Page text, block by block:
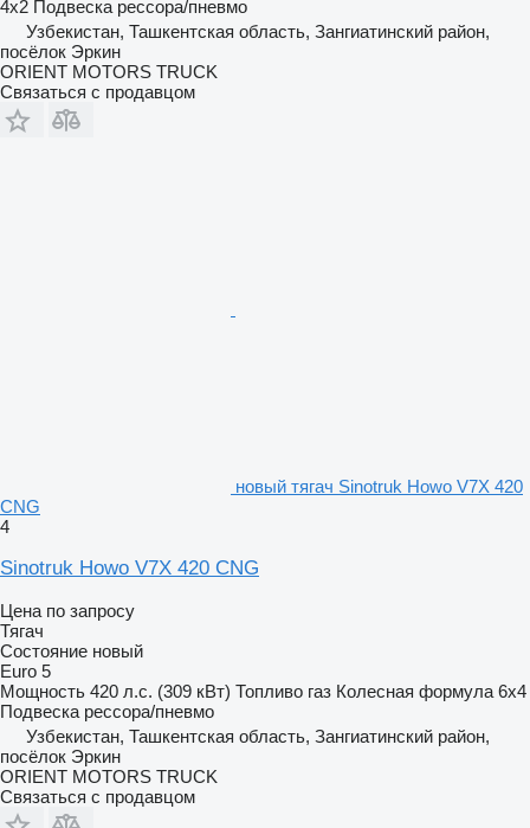
4x2 Подвеска рессора/пневмо
Узбекистан, Ташкентская область, Зангиатинский район,
посёлок Эркин
ORIENT MOTORS TRUCK
Связаться с продавцом
новый тягач Sinotruk Howo V7X 420
CNG
4
Sinotruk Howo V7X 420 CNG
Цена по запросу
Тягач
Состояние новый
Euro 5
Мощность 420 л.с. (309 кВт) Топливо газ Колесная формула 6x4
Подвеска рессора/пневмо
Узбекистан, Ташкентская область, Зангиатинский район,
посёлок Эркин
ORIENT MOTORS TRUCK
Связаться с продавцом